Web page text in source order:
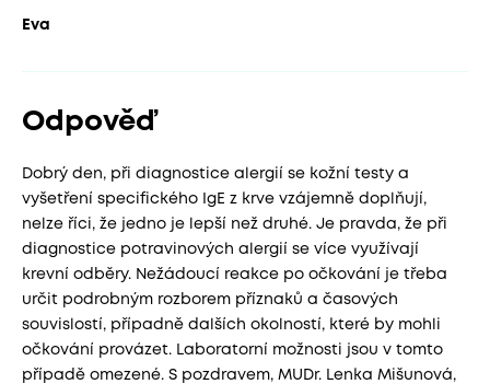
Eva
Odpověď
Dobrý den, při diagnostice alergií se kožní testy a
vyšetření specifického IgE z krve vzájemně doplňují,
nelze říci, že jedno je lepší než druhé. Je pravda, že při
diagnostice potravinových alergií se více využívají
krevní odběry. Nežádoucí reakce po očkování je třeba
určit podrobným rozborem příznaků a časových
souvislostí, případně dalších okolností, které by mohli
očkování provázet. Laboratorní možnosti jsou v tomto
případě omezené. S pozdravem, MUDr. Lenka Mišunová,